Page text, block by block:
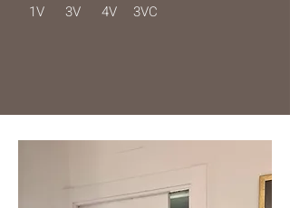
1V 3V 4V 3VC